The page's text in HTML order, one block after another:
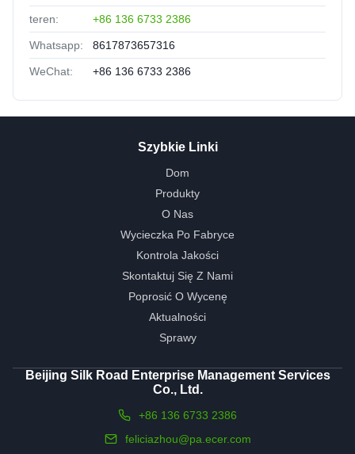
teren: +86 136 6733 2386
Whatsapp: 8617873657316
WeChat: +86 136 6733 2386
Szybkie Linki
Dom
Produkty
O Nas
Wycieczka Po Fabryce
Kontrola Jakości
Skontaktuj Się Z Nami
Poprosić O Wycenę
Aktualności
Sprawy
Beijing Silk Road Enterprise Management Services
Co., Ltd.
+86 136 6733 2386
feliciazhou@pa.ecer.com